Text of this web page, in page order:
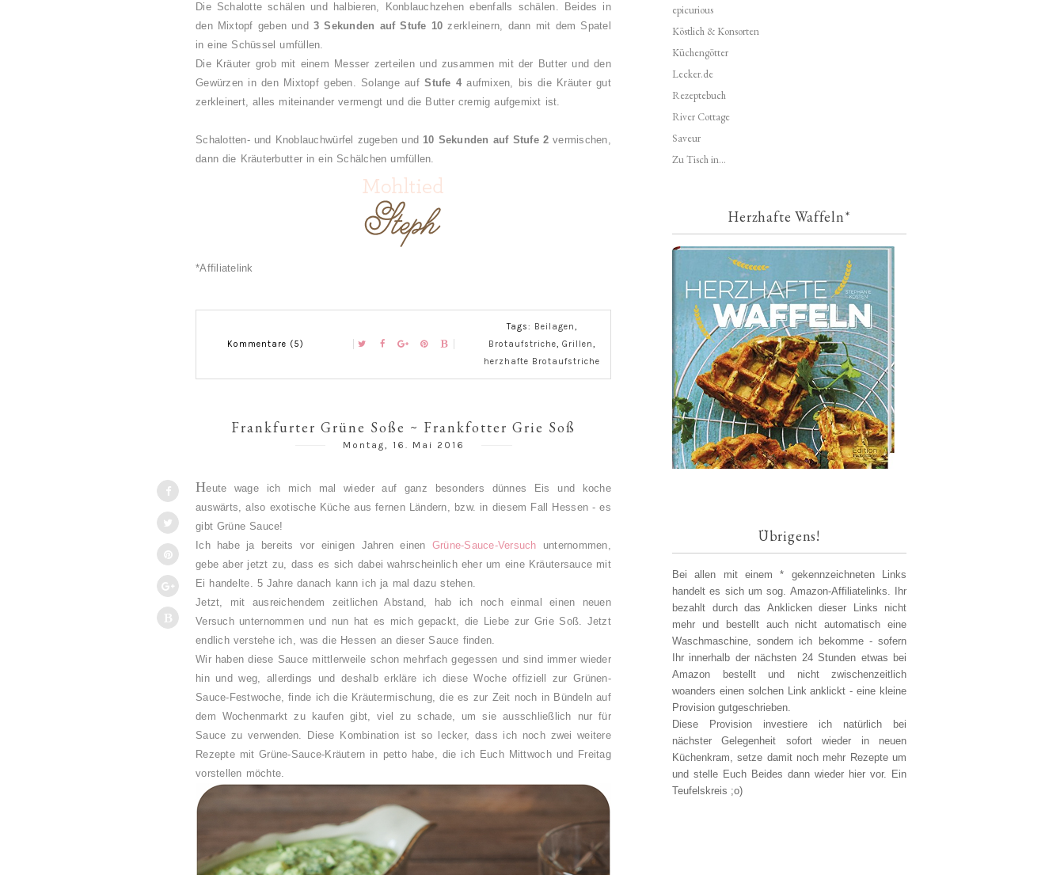
Die Schalotte schälen und halbieren, Konblauchzehen ebenfalls schälen. Beides in
den Mixtopf geben und3 Sekunden auf Stufe 10 zerkleinern, dann mit dem Spatel
in eine Schüssel umfüllen.
Die Kräuter grob mit einem Messer zerteilen und zusammen mit der Butter und den
Gewürzen in den Mixtopf geben. Solange aufStufe 4 aufmixen, bis die Kräuter gut
zerkleinert, alles miteinander vermengt und die Butter cremig aufgemixt ist.
Schalotten- und Knoblauchwürfel zugeben und10 Sekunden auf Stufe 2 vermischen,
dann die Kräuterbutter in ein Schälchen umfüllen.
*Affiliatelink
Kommentare (5)
Tags: Beilagen,
Brotaufstriche, Grillen,
herzhafte Brotaufstriche
Frankfurter Grüne Soße ~ Frankfotter Grie Soß
Montag, 16. Mai 2016
Heute wage ich mich mal wieder auf ganz besonders dünnes Eis und koche
auswärts, also exotische Küche aus fernen Ländern, bzw. in diesem Fall Hessen - es
gibt Grüne Sauce!
Ich habe ja bereits vor einigen Jahren einen Grüne-Sauce-Versuch unternommen,
gebe aber jetzt zu, dass es sich dabei wahrscheinlich eher um eine Kräutersauce mit
Ei handelte. 5 Jahre danach kann ich ja mal dazu stehen.
Jetzt, mit ausreichendem zeitlichen Abstand, hab ich noch einmal einen neuen
Versuch unternommen und nun hat es mich gepackt, die Liebe zur Grie Soß. Jetzt
endlich verstehe ich, was die Hessen an dieser Sauce finden.
Wir haben diese Sauce mittlerweile schon mehrfach gegessen und sind immer wieder
hin und weg, allerdings und deshalb erkläre ich diese Woche offiziell zur Grünen-
Sauce-Festwoche, finde ich die Kräutermischung, die es zur Zeit noch in Bündeln auf
dem Wochenmarkt zu kaufen gibt, viel zu schade, um sie ausschließlich nur für
Sauce zu verwenden. Diese Kombination ist so lecker, dass ich noch zwei weitere
Rezepte mit Grüne-Sauce-Kräutern in petto habe, die ich Euch Mittwoch und Freitag
vorstellen möchte.
epicurious
Köstlich & Konsorten
Küchengötter
Lecker.de
Rezeptebuch
River Cottage
Saveur
Zu Tisch in...
Herzhafte Waffeln*
Übrigens!
Bei allen mit einem * gekennzeichneten Links
handelt es sich um sog. Amazon-Affiliatelinks. Ihr
bezahlt durch das Anklicken dieser Links nicht
mehr und bestellt auch nicht automatisch eine
Waschmaschine, sondern ich bekomme - sofern
Ihr innerhalb der nächsten 24 Stunden etwas bei
Amazon bestellt und nicht zwischenzeitlich
woanders einen solchen Link anklickt - eine kleine
Provision gutgeschrieben.
Diese Provision investiere ich natürlich bei
nächster Gelegenheit sofort wieder in neuen
Küchenkram, setze damit noch mehr Rezepte um
und stelle Euch Beides dann wieder hier vor. Ein
Teufelskreis ;o)